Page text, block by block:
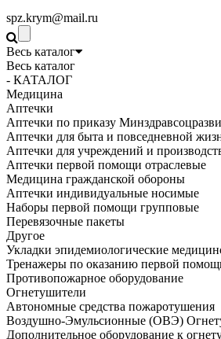
spz.krym@mail.ru
Весь каталог
Весь каталог
- КАТАЛОГ
Медицина
Аптечки
Аптечки по приказу
Аптечки для быта и повседневной
Аптечки для учреждений и
Аптечки первой помощи отраслевые
Медицина гражданской обороны
Аптечки индивидуальные носимые
Наборы первой помощи групповые
Перевязочные пакеты
Другое
Укладки эпидемиологические
Тренажеры по оказанию первой
Противопожарное оборудование
Огнетушители
Автономные средства пожаротушения
Воздушно-Эмульсионные (ОВЭ)
Дополнительное оборудование к